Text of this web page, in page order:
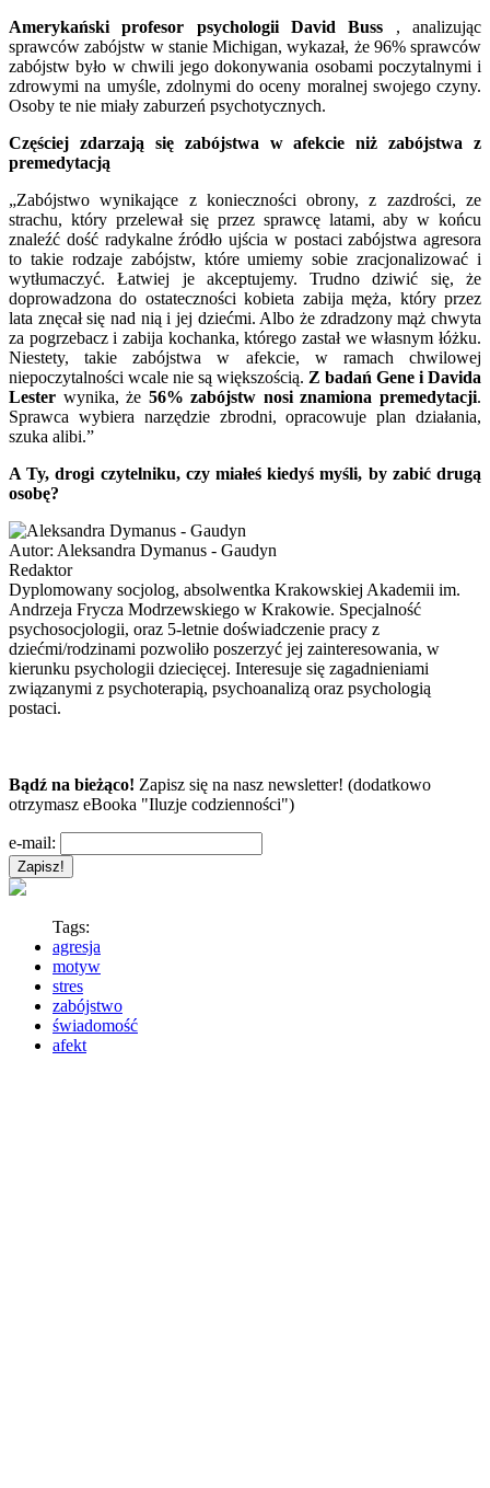
Amerykański profesor psychologii David Buss , analizując
sprawców zabójstw w stanie Michigan, wykazał, że 96% sprawców
zabójstw było w chwili jego dokonywania osobami poczytalnymi i
zdrowymi na umyśle, zdolnymi do oceny moralnej swojego czyny.
Osoby te nie miały zaburzeń psychotycznych.
Częściej zdarzają się zabójstwa w afekcie niż zabójstwa z
premedytacją
„Zabójstwo wynikające z konieczności obrony, z zazdrości, ze
strachu, który przelewał się przez sprawcę latami, aby w końcu
znaleźć dość radykalne źródło ujścia w postaci zabójstwa agresora
to takie rodzaje zabójstw, które umiemy sobie zracjonalizować i
wytłumaczyć. Łatwiej je akceptujemy. Trudno dziwić się, że
doprowadzona do ostateczności kobieta zabija męża, który przez
lata znęcał się nad nią i jej dziećmi. Albo że zdradzony mąż chwyta
za pogrzebacz i zabija kochanka, którego zastał we własnym łóżku.
Niestety, takie zabójstwa w afekcie, w ramach chwilowej
niepoczytalności wcale nie są większością. Z badań Gene i Davida
Lester wynika, że 56% zabójstw nosi znamiona premedytacji.
Sprawca wybiera narzędzie zbrodni, opracowuje plan działania,
szuka alibi.”
A Ty, drogi czytelniku, czy miałeś kiedyś myśli, by zabić drugą
osobę?
Autor: Aleksandra Dymanus - Gaudyn
Redaktor
Dyplomowany socjolog, absolwentka Krakowskiej Akademii im.
Andrzeja Frycza Modrzewskiego w Krakowie. Specjalność
psychosocjologii, oraz 5-letnie doświadczenie pracy z
dziećmi/rodzinami pozwoliło poszerzyć jej zainteresowania, w
kierunku psychologii dziecięcej. Interesuje się zagadnieniami
związanymi z psychoterapią, psychoanalizą oraz psychologią
postaci.
Bądź na bieżąco! Zapisz się na nasz newsletter! (dodatkowo
otrzymasz eBooka "Iluzje codzienności")
e-mail:
Tags:
agresja
motyw
stres
zabójstwo
świadomość
afekt